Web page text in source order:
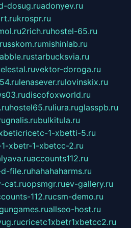
dosug.ruadonyev.ru
krospr.ru
2rich.ruhostel-65.ru
mishinlab.ru
starbucksvia.ru
elestal.ruvektor-doroga.ru
lenasever.rulovinskix.ru
discofoxworld.ru
hostel65.ruliura.ruglasspb.ru
gnalis.rubulkitula.ru
1-xbetti-5.ru
xbetr-1-xbetcc-2.ru
accounts112.ru
file.ruhahahaharms.ru
cat.ruopsmgr.ruev-gallery.ru
112.rucsm-demo.ru
allseo-host.ru
cricetc1xbetr1xbetcc2.ru